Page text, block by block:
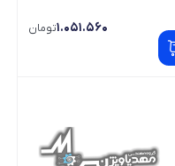
1.051.560تومان